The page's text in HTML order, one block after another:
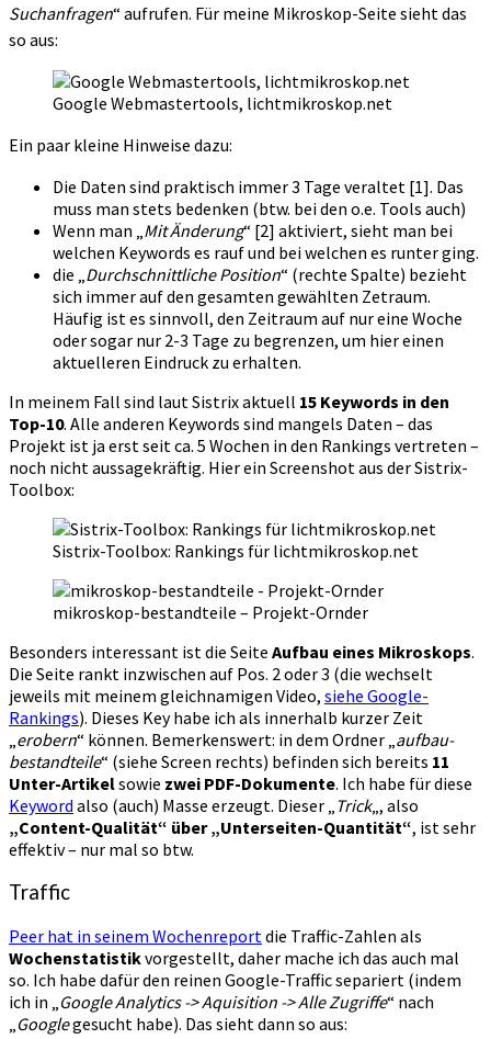
Suchanfragen“ aufrufen. Für meine Mikroskop-Seite sieht das
so aus:
Google Webmastertools, lichtmikroskop.net
Ein paar kleine Hinweise dazu:
Die Daten sind praktisch immer 3 Tage veraltet [1]. Das
muss man stets bedenken (btw. bei den o.e. Tools auch)
Wenn man „ Mit Änderung“ [2] aktiviert, sieht man bei
welchen Keywords es rauf und bei welchen es runter ging.
die „ Durchschnittliche Position“ (rechte Spalte) bezieht
sich immer auf den gesamten gewählten Zetraum.
Häufig ist es sinnvoll, den Zeitraum auf nur eine Woche
oder sogar nur 2-3 Tage zu begrenzen, um hier einen
aktuelleren Eindruck zu erhalten.
In meinem Fall sind laut Sistrix aktuell 15 Keywords in den
Top-10. Alle anderen Keywords sind mangels Daten – das
Projekt ist ja erst seit ca. 5 Wochen in den Rankings vertreten –
noch nicht aussagekräftig. Hier ein Screenshot aus der Sistrix-
Toolbox:
Sistrix-Toolbox: Rankings für lichtmikroskop.net
mikroskop-bestandteile – Projekt-Ornder
Besonders interessant ist die Seite Aufbau eines Mikroskops.
Die Seite rankt inzwischen auf Pos. 2 oder 3 (die wechselt
jeweils mit meinem gleichnamigen Video, siehe Google-
Rankings). Dieses Key habe ich als innerhalb kurzer Zeit
erobern“ können. Bemerkenswert: in dem Ordner „ aufbau-
bestandteile“ (siehe Screen rechts) befinden sich bereits 11
Unter-Artikelsowie zwei PDF-Dokumente. Ich habe für diese
Keyword also (auch) Masse erzeugt. Dieser „ Trick„, also
„Content-Qualität“ über „Unterseiten-Quantität“, ist sehr
effektiv – nur mal so btw.
Traffic
Peer hat in seinem Wochenreportdie Traffic-Zahlen als
Wochenstatistikvorgestellt, daher mache ich das auch mal
so. Ich habe dafür den reinen Google-Traffic separiert (indem
ich in „Google Analytics -> Aquisition -> Alle Zugriffe“ nach
„Googlegesucht habe). Das sieht dann so aus: